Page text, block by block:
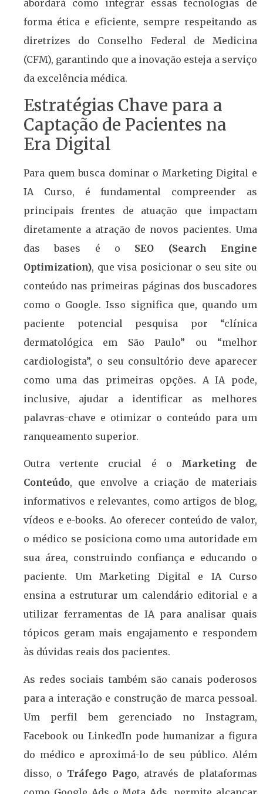
abordará como integrar essas tecnologias de
forma ética e eficiente, sempre respeitando as
diretrizes do Conselho Federal de Medicina
(CFM), garantindo que a inovação esteja a serviço
da excelência médica.
Estratégias Chave para a
Captação de Pacientes na
Era Digital
Para quem busca dominar o Marketing Digital e
IA Curso, é fundamental compreender as
principais frentes de atuação que impactam
diretamente a atração de novos pacientes. Uma
das bases é o SEO (Search Engine
Optimization), que visa posicionar o seu site ou
conteúdo nas primeiras páginas dos buscadores
como o Google. Isso significa que, quando um
paciente potencial pesquisa por “clínica
dermatológica em São Paulo” ou “melhor
cardiologista”, o seu consultório deve aparecer
como uma das primeiras opções. A IA pode,
inclusive, ajudar a identificar as melhores
palavras-chave e otimizar o conteúdo para um
ranqueamento superior.
Outra vertente crucial é o Marketing de
Conteúdo, que envolve a criação de materiais
informativos e relevantes, como artigos de blog,
vídeos e e-books. Ao oferecer conteúdo de valor,
o médico se posiciona como uma autoridade em
sua área, construindo confiança e educando o
paciente. Um Marketing Digital e IA Curso
ensina a estruturar um calendário editorial e a
utilizar ferramentas de IA para analisar quais
tópicos geram mais engajamento e respondem
às dúvidas reais dos pacientes.
As redes sociais também são canais poderosos
para a interação e construção de marca pessoal.
Um perfil bem gerenciado no Instagram,
Facebook ou LinkedIn pode humanizar a figura
do médico e aproximá-lo de seu público. Além
disso, o Tráfego Pago, através de plataformas